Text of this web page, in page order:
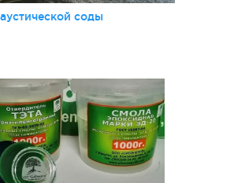
соды